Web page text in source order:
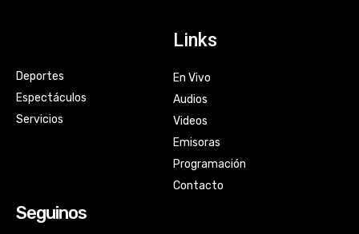
Deportes
Espectáculos
Servicios
Links
En Vivo
Audios
Videos
Emisoras
Programación
Contacto
Seguinos